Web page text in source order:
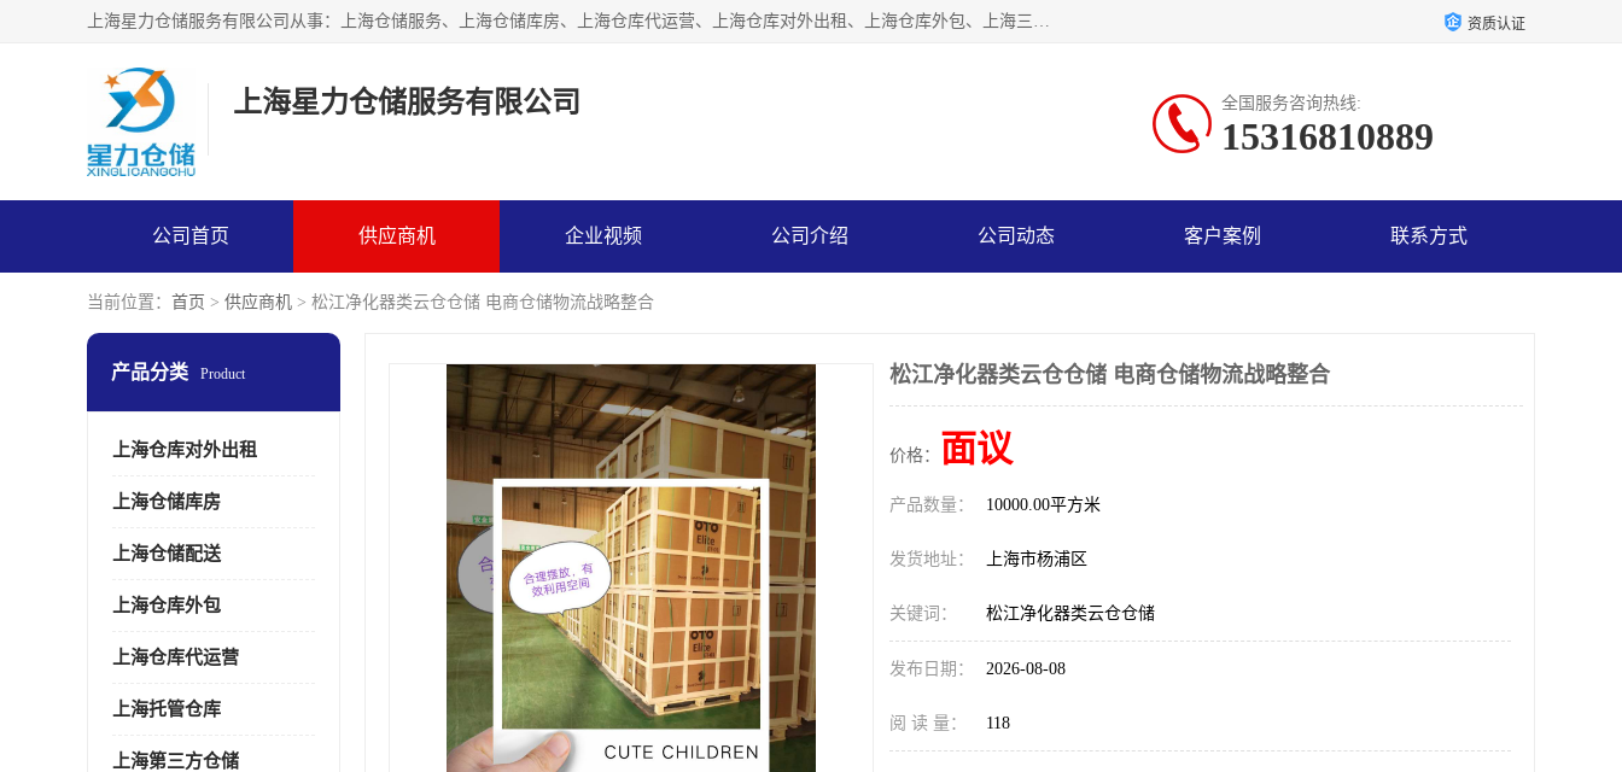
上海星力仓储服务有限公司从事：上海仓储服务、上海仓储库房、上海仓库代运营、上海仓库对外出租、上海仓库外包、上海三方仓储、上海电商仓储代发、上海电商代发货仓库、上海托管仓库、上海仓储配送。上海星力仓储服务有限公司现在拥有100个分仓、10万余平方的标准库房，精炼员工几百名，与几千家客户合作，公司已跻身上海仓储行业前列。欢迎来电咨询！ 资质认证
上海星力仓储服务有限公司 全国服务咨询热线:
15316810889
公司首页 供应商机 企业视频 公司介绍 公司动态 客户案例 联系方式
当前位置： 首页 > 供应商机 > 松江净化器类云仓仓储 电商仓储物流战略整合
产品分类 Product
上海仓库对外出租
上海仓储库房
上海仓储配送
上海仓库外包
上海仓库代运营
上海托管仓库
上海第三方仓储
松江净化器类云仓仓储 电商仓储物流战略整合
价格： 面议
产品数量： 10000.00平方米
发货地址： 上海市杨浦区
关键词： 松江净化器类云仓仓储
发布日期： 2026-08-08
阅 读 量： 118